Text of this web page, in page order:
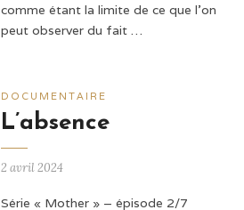
comme étant la limite de ce que l'on
peut observer du fait …
DOCUMENTAIRE
L’absence
2 avril 2024
Série « Mother » – épisode 2/7